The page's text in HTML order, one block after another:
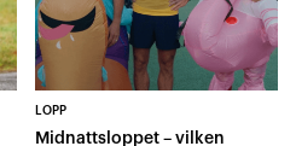
LOPP
Midnattsloppet – vilken